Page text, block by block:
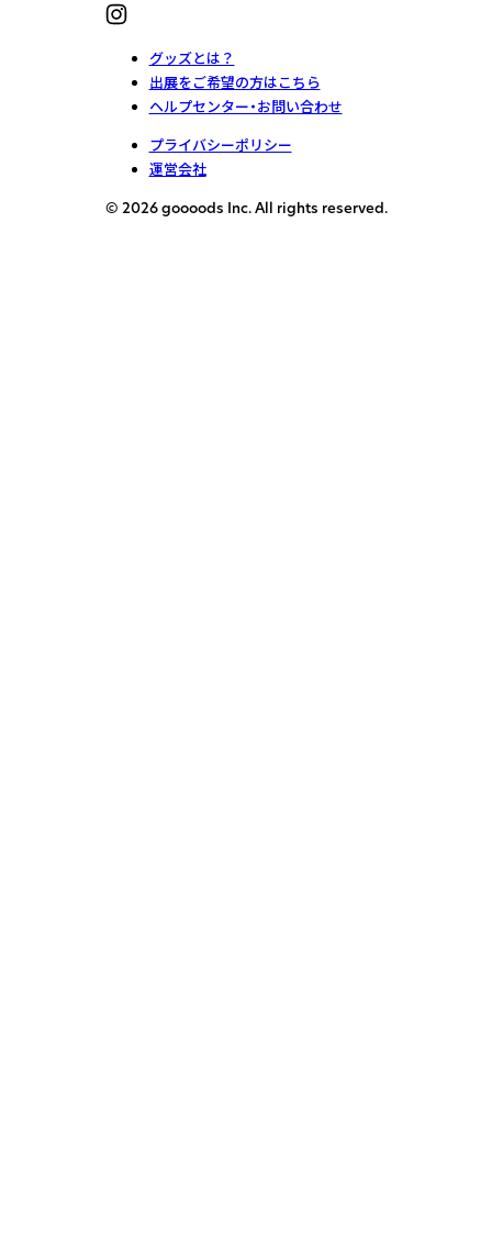
グッズとは？
出展をご希望の方はこちら
ヘルプセンター・お問い合わせ
プライバシーポリシー
運営会社
© 2026 goooods Inc. All rights reserved.